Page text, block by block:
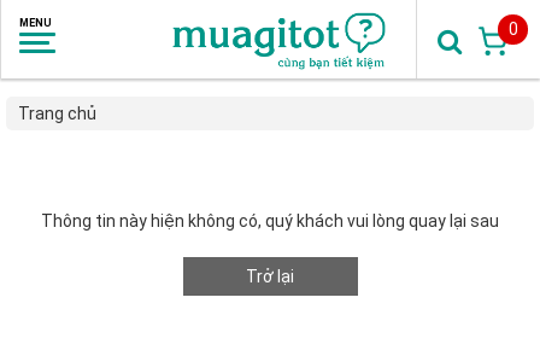
0
Trang chủ
Thông tin này hiện không có, quý khách vui lòng quay lại sau
Trở lại